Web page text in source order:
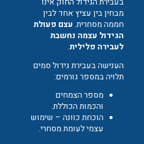
מבחין בין עציץ אחד לבין
חממה מסחרית. עצם פעולת
הגידול עצמה נחשבת
לעבירה פלילית.
הענישה בעבירת גידול סמים
תלויה במספר גורמים:
מספר הצמחים
והכמות הכוללת.
הוכחת כוונה – שימוש
עצמי לעומת מסחרי.